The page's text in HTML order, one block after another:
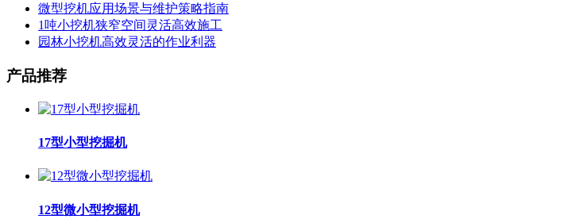
微型挖机应用场景与维护策略指南
1吨小挖机狭窄空间灵活高效施工
园林小挖机高效灵活的作业利器
产品推荐
17型小型挖掘机
12型微小型挖掘机